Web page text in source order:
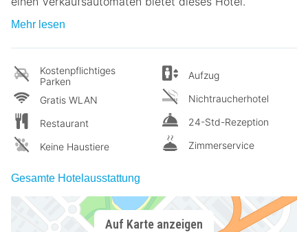
Mehr lesen
Kostenpflichtiges
Parken
Gratis WLAN
Restaurant
Keine Haustiere
Aufzug
Nichtraucherhotel
24-Std-Rezeption
Zimmerservice
Gesamte Hotelausstattung
Auf Karte anzeigen